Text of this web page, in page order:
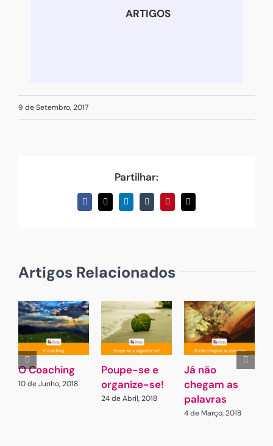
ARTIGOS
9 de Setembro, 2017
Partilhar:
Facebook
X LinkedInTumblrPinterestEmail
(necessário
Artigos Relacionados
O Coaching
10 de Junho, 2018
Poupe-se e
organize-se!
24 de Abril, 2018
Já não
chegam as
palavras
4 de Março, 2018